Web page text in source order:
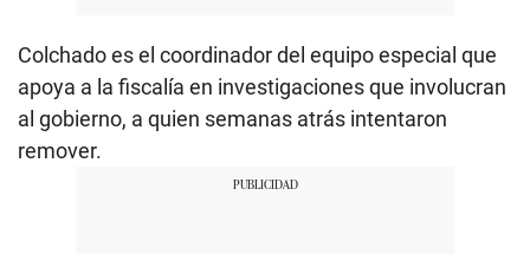
Colchado es el coordinador del equipo especial que
apoya a la fiscalía en investigaciones que involucran
al gobierno, a quien semanas atrás intentaron
remover.